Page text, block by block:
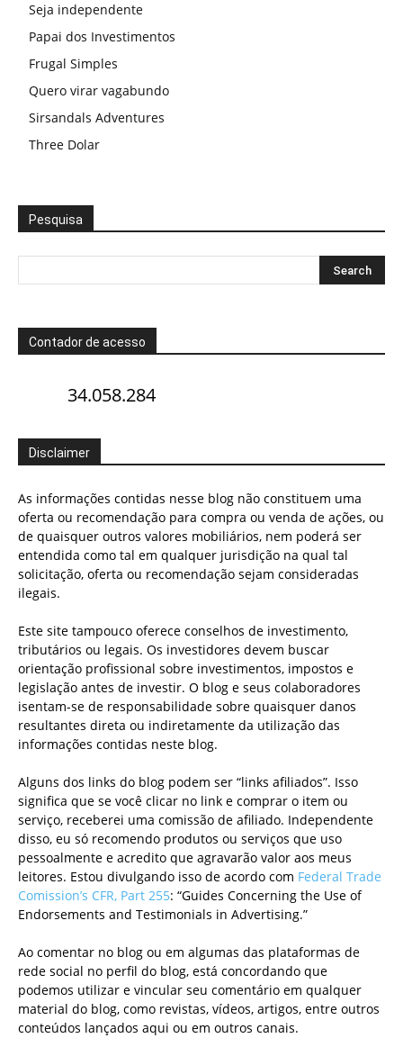
Seja independente
Papai dos Investimentos
Frugal Simples
Quero virar vagabundo
Sirsandals Adventures
Three Dolar
Pesquisa
Contador de acesso
34.058.284
Disclaimer
As informações contidas nesse blog não constituem uma
oferta ou recomendação para compra ou venda de ações, ou
de quaisquer outros valores mobiliários, nem poderá ser
entendida como tal em qualquer jurisdição na qual tal
solicitação, oferta ou recomendação sejam consideradas
ilegais.
Este site tampouco oferece conselhos de investimento,
tributários ou legais. Os investidores devem buscar
orientação profissional sobre investimentos, impostos e
legislação antes de investir. O blog e seus colaboradores
isentam-se de responsabilidade sobre quaisquer danos
resultantes direta ou indiretamente da utilização das
informações contidas neste blog.
Alguns dos links do blog podem ser “links afiliados”. Isso
significa que se você clicar no link e comprar o item ou
serviço, receberei uma comissão de afiliado. Independente
disso, eu só recomendo produtos ou serviços que uso
pessoalmente e acredito que agravarão valor aos meus
leitores. Estou divulgando isso de acordo com Federal Trade
Comission’s CFR, Part 255: “Guides Concerning the Use of
Endorsements and Testimonials in Advertising.”
Ao comentar no blog ou em algumas das plataformas de
rede social no perfil do blog, está concordando que
podemos utilizar e vincular seu comentário em qualquer
material do blog, como revistas, vídeos, artigos, entre outros
conteúdos lançados aqui ou em outros canais.